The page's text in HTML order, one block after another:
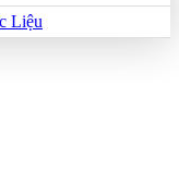
Liệu